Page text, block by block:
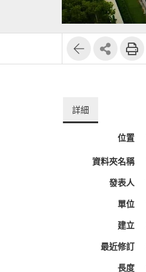
詳細
位置
資料夾名稱
發表人
單位
建立
最近修訂
長度